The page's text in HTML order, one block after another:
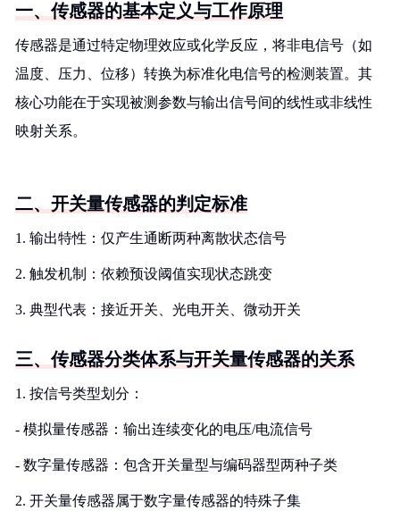
一、传感器的基本定义与工作原理
传感器是通过特定物理效应或化学反应，将非电信号（如
温度、压力、位移）转换为标准化电信号的检测装置。其
核心功能在于实现被测参数与输出信号间的线性或非线性
映射关系。
二、开关量传感器的判定标准
1. 输出特性：仅产生通断两种离散状态信号
2. 触发机制：依赖预设阈值实现状态跳变
3. 典型代表：接近开关、光电开关、微动开关
三、传感器分类体系与开关量传感器的关系
1. 按信号类型划分：
- 模拟量传感器：输出连续变化的电压/电流信号
- 数字量传感器：包含开关量型与编码器型两种子类
2. 开关量传感器属于数字量传感器的特殊子集